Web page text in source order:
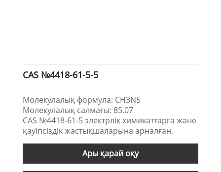
CAS №4418-61-5-5
Молекулалық формула: CH3N5
Молекулалық салмағы: 85.07
CAS №4418-61-5 электрлік химикаттарға және
қауіпсіздік жастықшаларына арналған.
Ары қарай оқу